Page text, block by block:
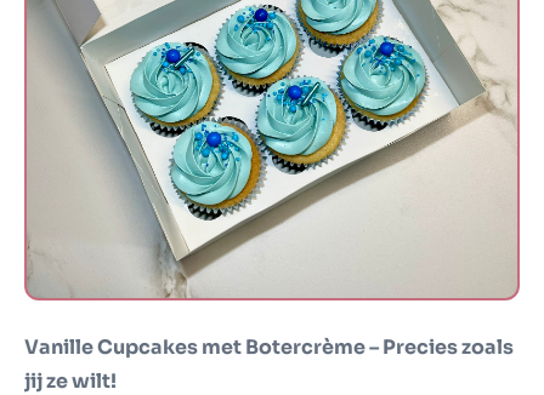
Cupcakes
Vanille Cupcakes met Botercrème – Precies zoals
jij ze wilt!